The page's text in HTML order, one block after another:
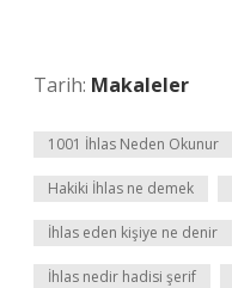
Tarih: Makaleler
1001 İhlas Neden Okunur
Hakiki İhlas ne demek
İhlas eden kişiye ne denir
İhlas nedir hadisi şerif